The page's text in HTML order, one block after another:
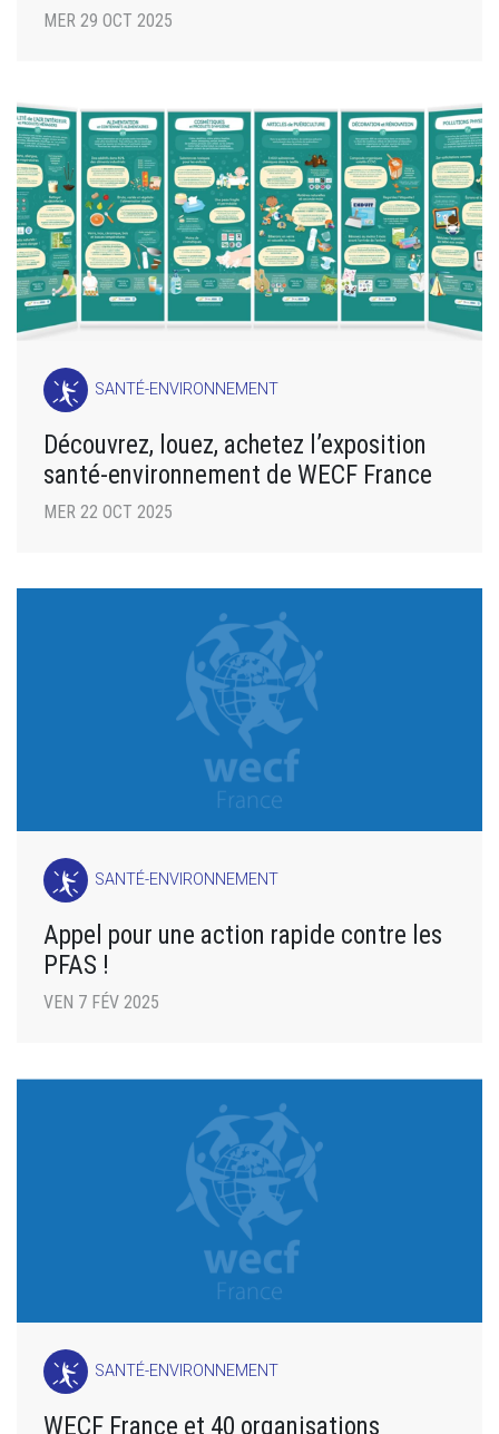
MER 29 OCT 2025
SANTÉ-ENVIRONNEMENT
Découvrez, louez, achetez l’exposition
santé-environnement de WECF France
MER 22 OCT 2025
SANTÉ-ENVIRONNEMENT
Appel pour une action rapide contre les
PFAS !
VEN 7 FÉV 2025
SANTÉ-ENVIRONNEMENT
WECF France et 40 organisations